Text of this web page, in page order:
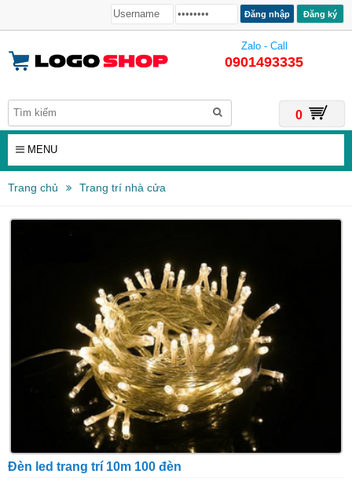
Đăng ký
Zalo - Call
0901493335
0
MENU
Trang chủ Trang trí nhà cửa
Đèn led trang trí 10m 100 đèn